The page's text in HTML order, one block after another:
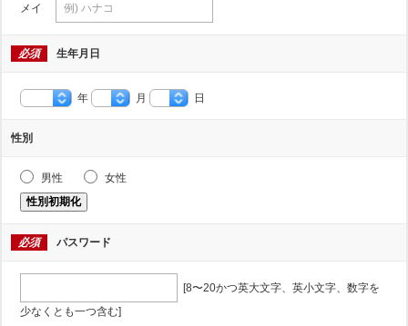
メイ
必須 生年月日
年 月 日
性別
男性
女性
性別初期化
必須 パスワード
[8〜20かつ英大文字、英小文字、数字を
少なくとも一つ含む]